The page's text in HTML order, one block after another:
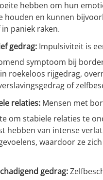
hebben om hun
houden en kunnen
paniek raken.
gedrag:Impulsiviteit is
symptoom bij
roekeloos rijgedrag,
of
relaties:Mensen met
om stabiele relaties te
hebben van intense
waardoor ze
gedrag: